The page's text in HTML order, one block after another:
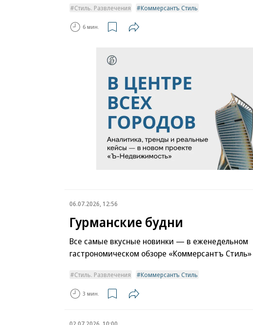
Стиль. Развлечения Коммерсантъ Стиль
6 мин.
06.07.2026, 12:56
Гурманские будни
Все самые вкусные новинки — в еженедельном
гастрономическом обзоре «Коммерсантъ Стиль»
Стиль. Развлечения Коммерсантъ Стиль
3 мин.